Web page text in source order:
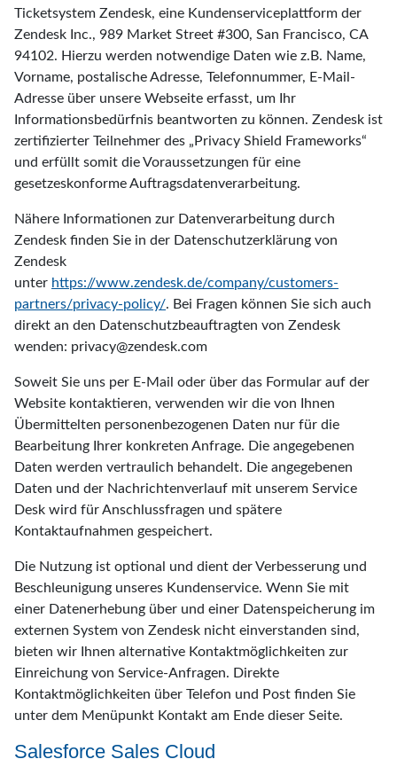
Ticketsystem Zendesk, eine Kundenserviceplattform der
Zendesk Inc., 989 Market Street #300, San Francisco, CA
94102. Hierzu werden notwendige Daten wie z.B. Name,
Vorname, postalische Adresse, Telefonnummer, E-Mail-
Adresse über unsere Webseite erfasst, um Ihr
Informationsbedürfnis beantworten zu können. Zendesk ist
zertifizierter Teilnehmer des „Privacy Shield Frameworks“
und erfüllt somit die Voraussetzungen für eine
gesetzeskonforme Auftragsdatenverarbeitung.
Nähere Informationen zur Datenverarbeitung durch
Zendesk finden Sie in der Datenschutzerklärung von
Zendesk
unter https://www.zendesk.de/company/customers-
partners/privacy-policy/. Bei Fragen können Sie sich auch
direkt an den Datenschutzbeauftragten von Zendesk
wenden: privacy@zendesk.com
Soweit Sie uns per E-Mail oder über das Formular auf der
Website kontaktieren, verwenden wir die von Ihnen
Übermittelten personenbezogenen Daten nur für die
Bearbeitung Ihrer konkreten Anfrage. Die angegebenen
Daten werden vertraulich behandelt. Die angegebenen
Daten und der Nachrichtenverlauf mit unserem Service
Desk wird für Anschlussfragen und spätere
Kontaktaufnahmen gespeichert.
Die Nutzung ist optional und dient der Verbesserung und
Beschleunigung unseres Kundenservice. Wenn Sie mit
einer Datenerhebung über und einer Datenspeicherung im
externen System von Zendesk nicht einverstanden sind,
bieten wir Ihnen alternative Kontaktmöglichkeiten zur
Einreichung von Service-Anfragen. Direkte
Kontaktmöglichkeiten über Telefon und Post finden Sie
unter dem Menüpunkt Kontakt am Ende dieser Seite.
Salesforce Sales Cloud